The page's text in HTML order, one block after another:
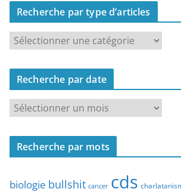
Recherche par type d’articles
c
e
e
a
Recherche par date
c
r
Recherche par mots
biologie bullshit cancer cds